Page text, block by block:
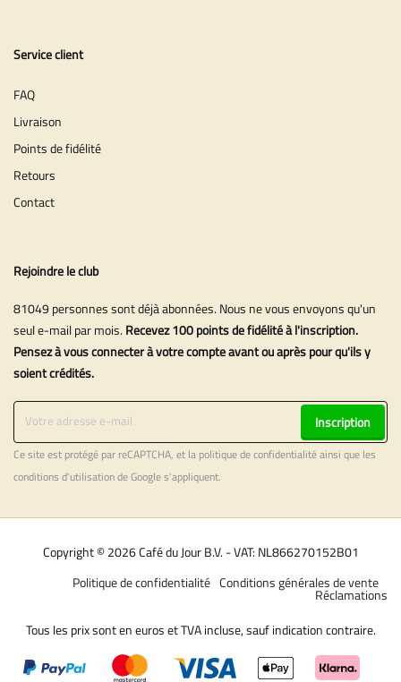
Service client
FAQ
Livraison
Points de fidélité
Retours
Contact
Rejoindre le club
81049 personnes sont déjà abonnées. Nous ne vous envoyons qu'un
seul e-mail par mois. Recevez 100 points de fidélité à l'inscription.
Pensez à vous connecter à votre compte avant ou après pour qu'ils y
soient crédités.
Inscription
Ce site est protégé par reCAPTCHA, et la politique de confidentialitéainsi que les
conditions d'utilisationde Google s'appliquent.
Copyright © 2026 Café du Jour B.V. - VAT: NL866270152B01
Conditions générales de vente
Politique de confidentialité
Réclamations
Tous les prix sont en euros et TVA incluse, sauf indication contraire.